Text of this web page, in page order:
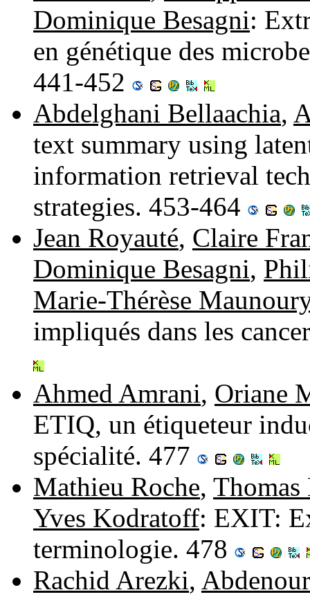
Dominique Besagni:
en génétique des
441-452
Abdelghani Bellaachia,
text summary using
information retrieval
strategies. 453-464
Jean Royauté, Claire
Dominique Besagni,
Marie-Thérèse
impliqués dans les
Ahmed Amrani, Oriane
ETIQ, un étiqueteur
spécialité. 477
Mathieu Roche, Thomas
Yves Kodratoff: EXIT:
terminologie. 478
Rachid Arezki,